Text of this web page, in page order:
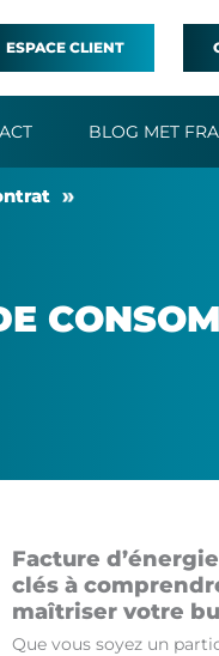
ESPACE CLIENT
BLOG MET
Facture
clés à
maîtriser votre
Que vous soyez un